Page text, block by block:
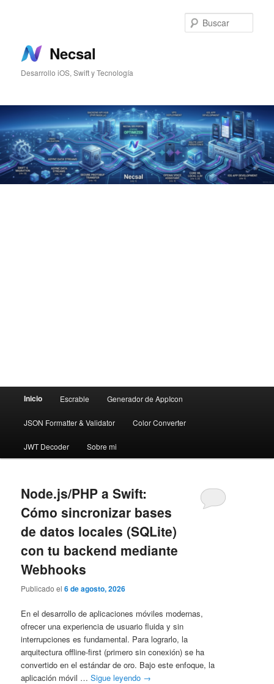
principal
secundario
Necsal
Desarrollo iOS, Swift y Tecnología
Inicio Escrable Generador de AppIcon
JSON Formatter & Validator Color Converter
JWT Decoder Sobre mi
Node.js/PHP a Swift:
Cómo sincronizar bases
de datos locales (SQLite)
con tu backend mediante
Webhooks
Publicado el6 de agosto, 2026
En el desarrollo de aplicaciones móviles modernas,
ofrecer una experiencia de usuario fluida y sin
interrupciones es fundamental. Para lograrlo, la
arquitectura offline-first (primero sin conexión) se ha
convertido en el estándar de oro. Bajo este enfoque, la
aplicación móvil …Sigue leyendo →